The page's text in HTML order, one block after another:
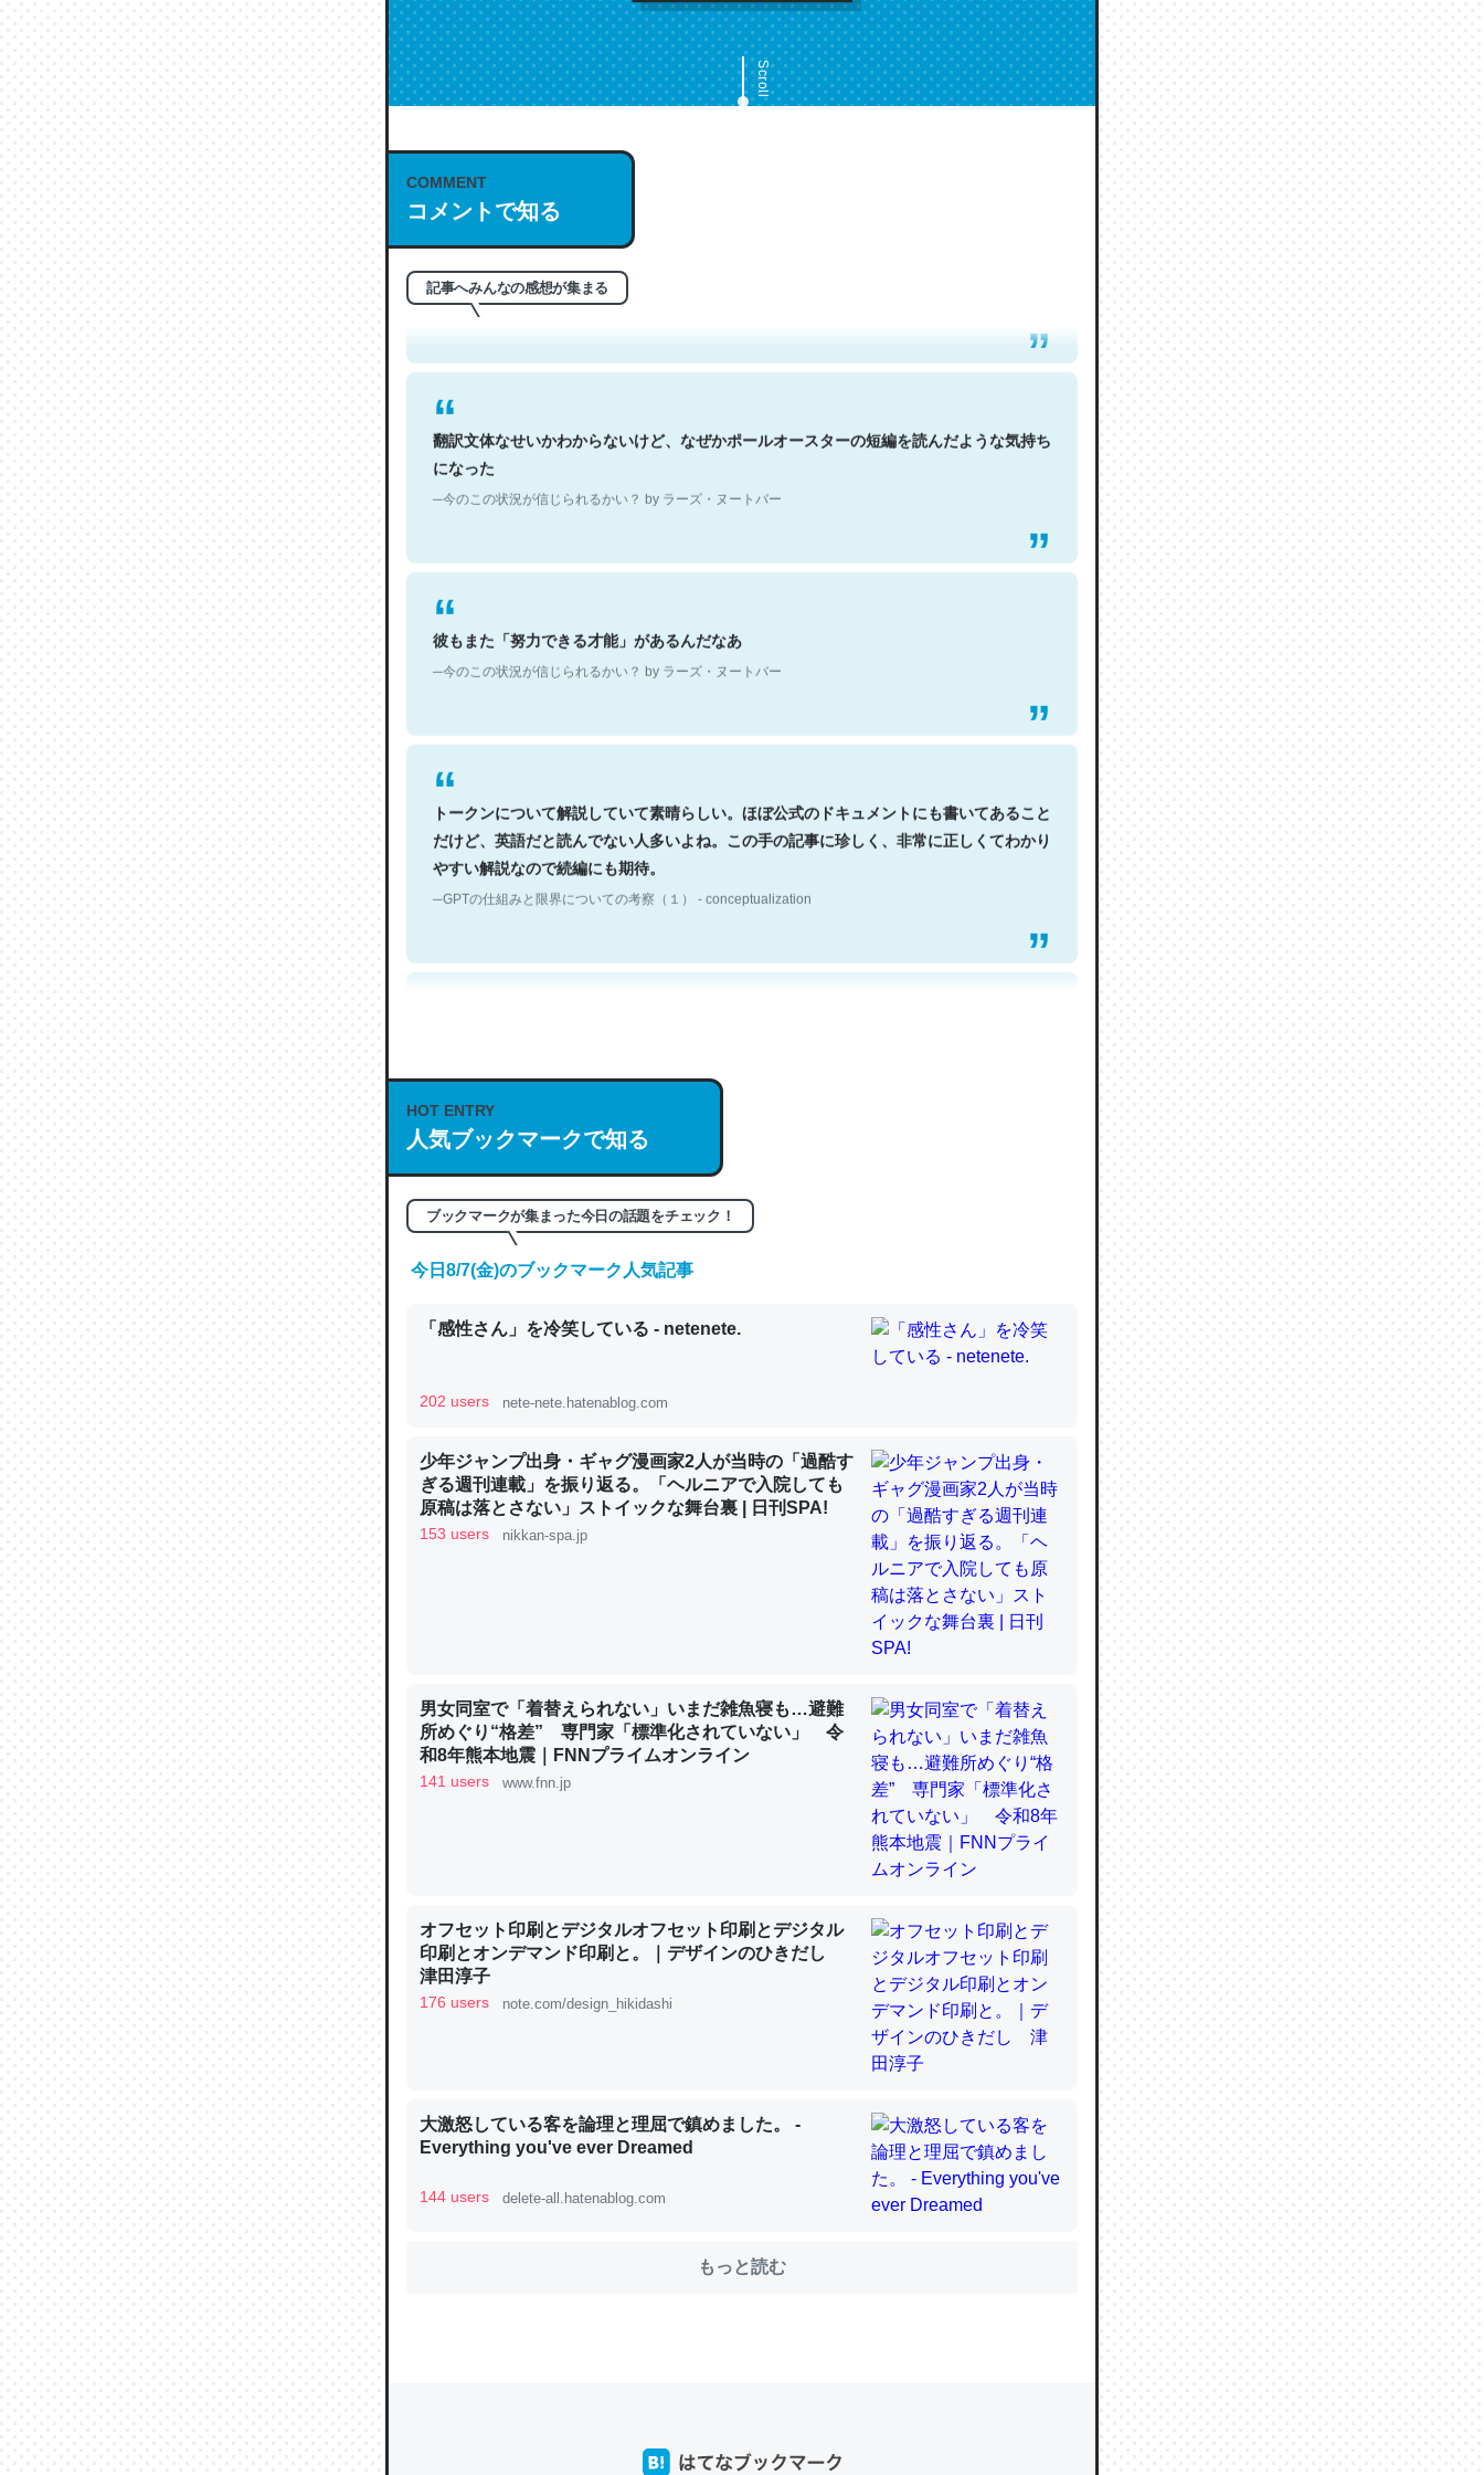
Scroll
COMMENT
コメントで知る
記事へみんなの感想が集まる
これは名文。彼はとてもクレバーなんだろうなと凄く思う。英語少しでも読める人は原文
もお勧め。自分はこの流れ好き。Let’s Fucking Go. Then Covid hit. Shit.
─今のこの状況が信じられるかい？ by ラーズ・ヌートバー
翻訳文体なせいかわからないけど、なぜかポールオースターの短編を読んだような気持ち
になった
─今のこの状況が信じられるかい？ by ラーズ・ヌートバー
彼もまた「努力できる才能」があるんだなあ
─今のこの状況が信じられるかい？ by ラーズ・ヌートバー
トークンについて解説していて素晴らしい。ほぼ公式のドキュメントにも書いてあること
だけど、英語だと読んでない人多いよね。この手の記事に珍しく、非常に正しくてわかり
やすい解説なので続編にも期待。
─GPTの仕組みと限界についての考察（１） - conceptualization
─GPTの仕組みと限界についての考察（１） - conceptualization
これは良記事。32768トークンだと英語小説100ページ分くらい。小説でいう「ずっと前
の伏線」は回収されないけど、短期記憶というには多い分量。進化すればするほど分かり
やすく強くなりそう
の600分の1程度。
─ニュース :: 【研究発表】昆虫学の大問題＝「昆虫はなぜ海にいないのか」に関する新仮説
論文では「淡水はカルシウムも酸素も不足してて両方に不利だから両方が拮抗してるので
チンを強化してる筈だが、酵素が違うのか？
─ニュース :: 【研究発表】昆虫学の大問題＝「昆虫はなぜ海にいないのか」に関する新仮説
これを元に考えるとカルシウムを大量に使う脊椎動物と貝類は苦労してるんだな…。腹足
─ニュース :: 【研究発表】昆虫学の大問題＝「昆虫はなぜ海にいないのか」に関する新仮説
ウチもEchoを実家に置いて４年。でたまに覗いてる。ぼちぼちRingも置こうかと画策
れ見て生きてるなって分かる。
─たまにLINEするくらいだった遠方の父67歳と僕。ITツール導入でコミュニケーションが劇的に変化し
HOT ENTRY
人気ブックマークで知る
ブックマークが集まった今日の話題をチェック！
今日8/7(金)のブックマーク人気記事
「感性さん」を冷笑している - netenete.
202 users nete-nete.hatenablog.com
少年ジャンプ出身・ギャグ漫画家2人が当時の「過酷す
ぎる週刊連載」を振り返る。「ヘルニアで入院しても
原稿は落とさない」ストイックな舞台裏 | 日刊SPA!
153 users nikkan-spa.jp
男女同室で「着替えられない」いまだ雑魚寝も…避難
所めぐり“格差” 専門家「標準化されていない」 令
和8年熊本地震｜FNNプライムオンライン
141 users www.fnn.jp
オフセット印刷とデジタルオフセット印刷とデジタル
印刷とオンデマンド印刷と。｜デザインのひきだし
津田淳子
176 users note.com/design_hikidashi
大激怒している客を論理と理屈で鎮めました。 -
Everything you've ever Dreamed
144 users delete-all.hatenablog.com
もっと読む